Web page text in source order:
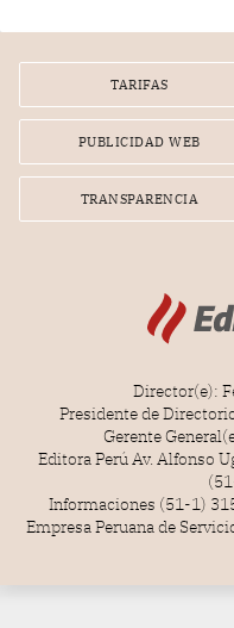
TARIFAS
PUBLICIDAD WEB
TRANSPARENCIA
Director(e):
Presidente de
Gerente
Editora Perú Av. Alfonso
Informaciones (51-1)
Empresa Peruana de